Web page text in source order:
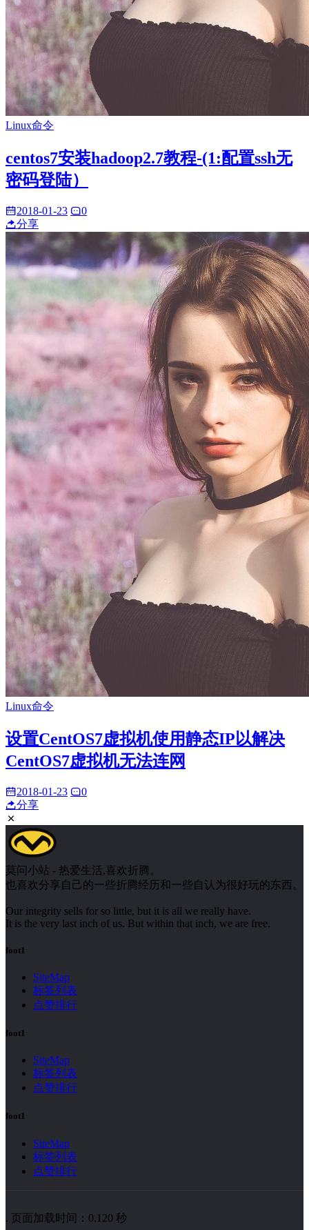
Linux命令
centos7安装hadoop2.7教程-(1:配置ssh无
密码登陆）
2018-01-23
0
分享
Linux命令
设置CentOS7虚拟机使用静态IP以解决
CentOS7虚拟机无法连网
2018-01-23
0
分享
莫问小站 - 热爱生活,喜欢折腾。
也喜欢分享自己的一些折腾经历和一些自认为很好玩的东西。
Our integrity sells for so little, but it is all we really have.
It is the very last inch of us. But within that inch, we are free.
foot1
SiteMap
标签列表
点赞排行
foot1
SiteMap
标签列表
点赞排行
foot1
SiteMap
标签列表
点赞排行
. 页面加载时间：0.120 秒